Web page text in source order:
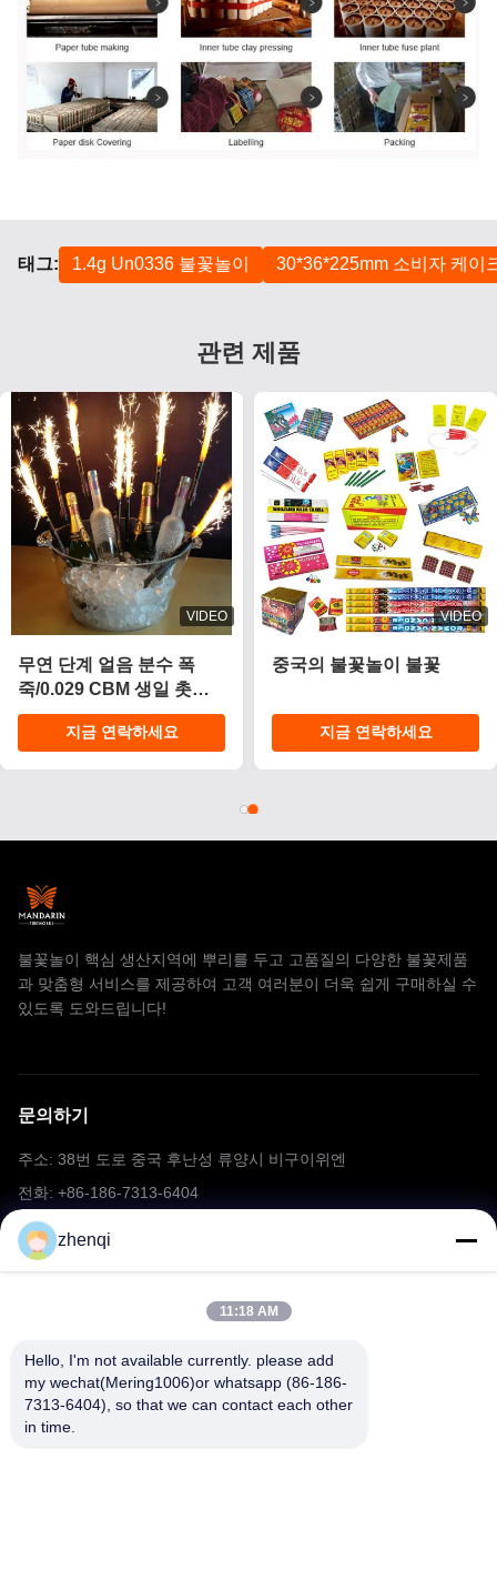
태그: 1.4g Un0336 불꽃놀이 30*36*225mm 소비자 케이
관련 제품
VIDEO
무연 단계 얼음 분수 폭
죽/0.029 CBM 생일 촛불
불꽃놀이
지금 연락하세요
VIDEO
중국의 불꽃놀이 불꽃
지금 연락하세요
불꽃놀이 핵심 생산지역에 뿌리를 두고 고품질의 다양한 불꽃제품
과 맞춤형 서비스를 제공하여 고객 여러분이 더욱 쉽게 구매하실 수
있도록 도와드립니다!
문의하기
주소: 38번 도로 중국 후난성 류양시 비구이위엔
전화: +86-186-7313-6404
이메일: mering@mandarinfireworks.com
zhenqi
11:18 AM
Hello, I'm not available currently. please add
my wechat(Mering1006)or whatsapp (86-186-
7313-6404), so that we can contact each other
in time.